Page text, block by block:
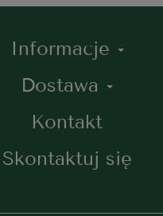
Informacje
Dostawa
Kontakt
Skontaktuj się